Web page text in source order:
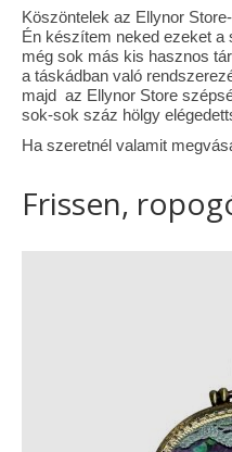
Köszöntelek az Ellynor
Én készítem neked ezeket a
még sok más kis hasznos
a táskádban való
majd az Ellynor Store
sok-sok száz hölgy
Ha szeretnél valamit
Frissen,